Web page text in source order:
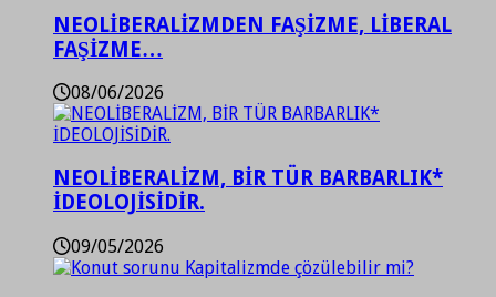
NEOLİBERALİZMDEN FAŞİZME, LİBERAL
FAŞİZME…
08/06/2026
NEOLİBERALİZM, BİR TÜR BARBARLIK*
İDEOLOJİSİDİR.
09/05/2026